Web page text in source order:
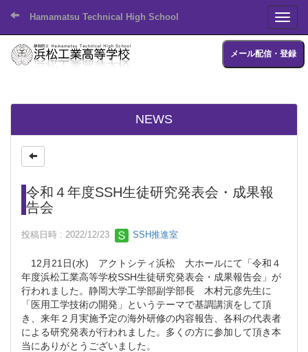
Hamamatsu Technical High School
メール配信・登録
NEWS
令和４年度SSH生徒研究発表会・成果報
告会
投稿日時 : 2022/12/23 SSH推進室
12月21日(水) アクトシティ浜松 大ホールにて「令和４
年度浜松工業高等学校SSH生徒研究発表会・成果報告会」が
行われました。静岡大学工学部副学部長 木村元彦先生に
「医用工学技術の開発」というテーマで基調講演をして頂
き、来年２月実施予定の海外研修の内容報告、各科の代表者
による研究発表が行われました。多くの方に参加して頂き本
当にありがとうございました。